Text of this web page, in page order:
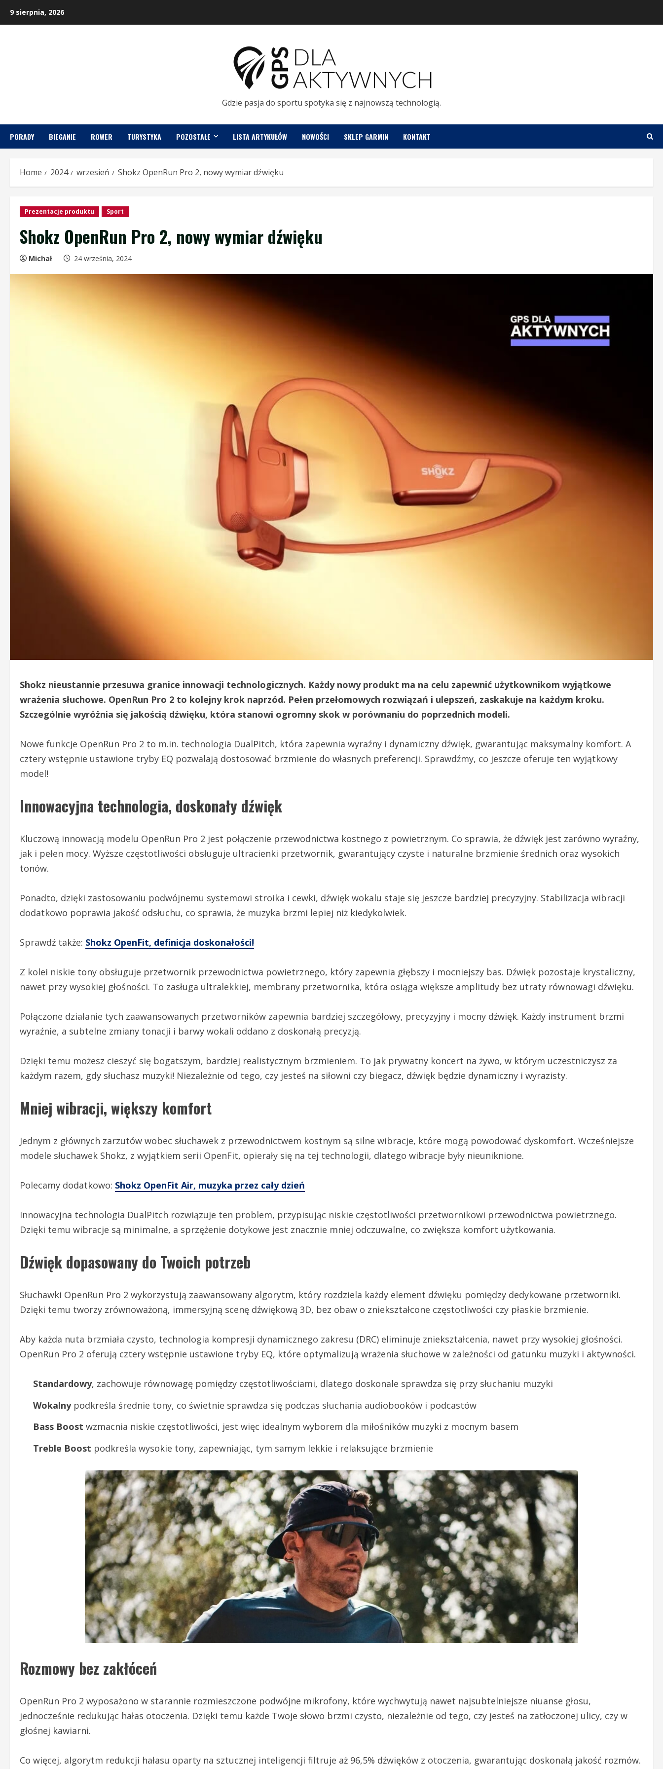
9 sierpnia, 2026
Gdzie pasja do sportu spotyka się z najnowszą technologią.
PORADY BIEGANIE ROWER TURYSTYKA POZOSTAŁE LISTA ARTYKUŁÓW NOWOŚCI SKLEP GARMIN KONTAKT
Home 2024 wrzesień Shokz OpenRun Pro 2, nowy wymiar dźwięku
Prezentacje produktu Sport
Shokz OpenRun Pro 2, nowy wymiar dźwięku
Michał 24 września, 2024
Shokz nieustannie przesuwa granice innowacji technologicznych. Każdy nowy produkt ma na celu zapewnić użytkownikom wyjątkowe
wrażenia słuchowe. OpenRun Pro 2 to kolejny krok naprzód. Pełen przełomowych rozwiązań i ulepszeń, zaskakuje na każdym kroku.
Szczególnie wyróżnia się jakością dźwięku, która stanowi ogromny skok w porównaniu do poprzednich modeli.
Nowe funkcje OpenRun Pro 2 to m.in. technologia DualPitch, która zapewnia wyraźny i dynamiczny dźwięk, gwarantując maksymalny komfort. A
cztery wstępnie ustawione tryby EQ pozwalają dostosować brzmienie do własnych preferencji. Sprawdźmy, co jeszcze oferuje ten wyjątkowy
model!
Innowacyjna technologia, doskonały dźwięk
Kluczową innowacją modelu OpenRun Pro 2 jest połączenie przewodnictwa kostnego z powietrznym. Co sprawia, że dźwięk jest zarówno wyraźny,
jak i pełen mocy. Wyższe częstotliwości obsługuje ultracienki przetwornik, gwarantujący czyste i naturalne brzmienie średnich oraz wysokich
tonów.
Ponadto, dzięki zastosowaniu podwójnemu systemowi stroika i cewki, dźwięk wokalu staje się jeszcze bardziej precyzyjny. Stabilizacja wibracji
dodatkowo poprawia jakość odsłuchu, co sprawia, że muzyka brzmi lepiej niż kiedykolwiek.
Sprawdź także: Shokz OpenFit, definicja doskonałości!
Z kolei niskie tony obsługuje przetwornik przewodnictwa powietrznego, który zapewnia głębszy i mocniejszy bas. Dźwięk pozostaje krystaliczny,
nawet przy wysokiej głośności. To zasługa ultralekkiej, membrany przetwornika, która osiąga większe amplitudy bez utraty równowagi dźwięku.
Połączone działanie tych zaawansowanych przetworników zapewnia bardziej szczegółowy, precyzyjny i mocny dźwięk. Każdy instrument brzmi
wyraźnie, a subtelne zmiany tonacji i barwy wokali oddano z doskonałą precyzją.
Dzięki temu możesz cieszyć się bogatszym, bardziej realistycznym brzmieniem. To jak prywatny koncert na żywo, w którym uczestniczysz za
każdym razem, gdy słuchasz muzyki! Niezależnie od tego, czy jesteś na siłowni czy biegacz, dźwięk będzie dynamiczny i wyrazisty.
Mniej wibracji, większy komfort
Jednym z głównych zarzutów wobec słuchawek z przewodnictwem kostnym są silne wibracje, które mogą powodować dyskomfort. Wcześniejsze
modele słuchawek Shokz, z wyjątkiem serii OpenFit, opierały się na tej technologii, dlatego wibracje były nieuniknione.
Polecamy dodatkowo: Shokz OpenFit Air, muzyka przez cały dzień
Innowacyjna technologia DualPitch rozwiązuje ten problem, przypisując niskie częstotliwości przetwornikowi przewodnictwa powietrznego.
Dzięki temu wibracje są minimalne, a sprzężenie dotykowe jest znacznie mniej odczuwalne, co zwiększa komfort użytkowania.
Dźwięk dopasowany do Twoich potrzeb
Słuchawki OpenRun Pro 2 wykorzystują zaawansowany algorytm, który rozdziela każdy element dźwięku pomiędzy dedykowane przetworniki.
Dzięki temu tworzy zrównoważoną, immersyjną scenę dźwiękową 3D, bez obaw o zniekształcone częstotliwości czy płaskie brzmienie.
Aby każda nuta brzmiała czysto, technologia kompresji dynamicznego zakresu (DRC) eliminuje zniekształcenia, nawet przy wysokiej głośności.
OpenRun Pro 2 oferują cztery wstępnie ustawione tryby EQ, które optymalizują wrażenia słuchowe w zależności od gatunku muzyki i aktywności.
Standardowy, zachowuje równowagę pomiędzy częstotliwościami, dlatego doskonale sprawdza się przy słuchaniu muzyki
Wokalny podkreśla średnie tony, co świetnie sprawdza się podczas słuchania audiobooków i podcastów
Bass Boost wzmacnia niskie częstotliwości, jest więc idealnym wyborem dla miłośników muzyki z mocnym basem
Treble Boost podkreśla wysokie tony, zapewniając, tym samym lekkie i relaksujące brzmienie
Rozmowy bez zakłóceń
OpenRun Pro 2 wyposażono w starannie rozmieszczone podwójne mikrofony, które wychwytują nawet najsubtelniejsze niuanse głosu,
jednocześnie redukując hałas otoczenia. Dzięki temu każde Twoje słowo brzmi czysto, niezależnie od tego, czy jesteś na zatłoczonej ulicy, czy w
głośnej kawiarni.
Co więcej, algorytm redukcji hałasu oparty na sztucznej inteligencji filtruje aż 96,5% dźwięków z otoczenia, gwarantując doskonałą jakość rozmów.